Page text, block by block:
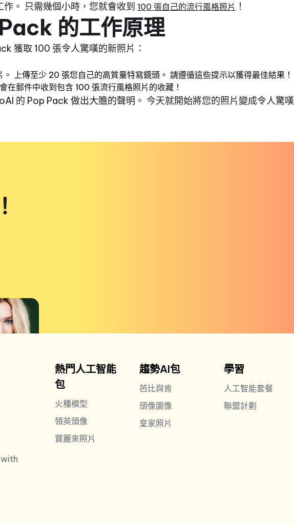
。 只需幾個小時，您就會收到 100 張自己的流行風格照片 ！
的工作原理
獲取 100 張令人驚嘆的新照片：
上傳至少 20 張您自己的高質量特寫鏡頭。 請遵循這些提示以獲得最佳結果！
在郵件中收到包含 100 張流行風格照片的收藏！
的 Pop Pack 做出大膽的聲明。 今天就開始將您的照片變成令人驚嘆
熱門人工智能
包
火種模型
領英頭像
寶麗來照片
趨勢AI包
芭比與肯
頭像圖像
皇家照片
學習
人工智能套餐
聯盟計劃